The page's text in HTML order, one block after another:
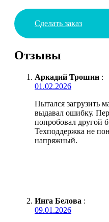
Сделать заказ
Отзывы
Аркадий Трошин :
01.02.2026
Пытался загрузить
выдавал ошибку.
попробовал другой
Техподдержка не
напряжный.
Инга Белова :
09.01.2026